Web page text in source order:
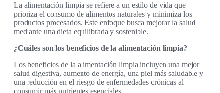
La alimentación limpia se refiere a un estilo de vida que
prioriza el consumo de alimentos naturales y minimiza los
productos procesados. Este enfoque busca mejorar la salud
mediante una dieta equilibrada y sostenible.
¿Cuáles son los beneficios de la alimentación limpia?
Los beneficios de la alimentación limpia incluyen una mejor
salud digestiva, aumento de energía, una piel más saludable y
una reducción en el riesgo de enfermedades crónicas al
consumir más nutrientes esenciales.